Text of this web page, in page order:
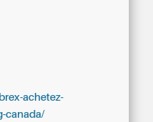
achetez-
canada/